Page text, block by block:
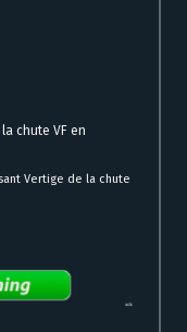
chute VF en
Vertige de la chute